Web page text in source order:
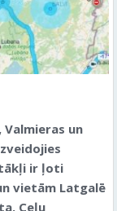
Valmieras un
ir ļoti
vietām Latgalē
Ceļu